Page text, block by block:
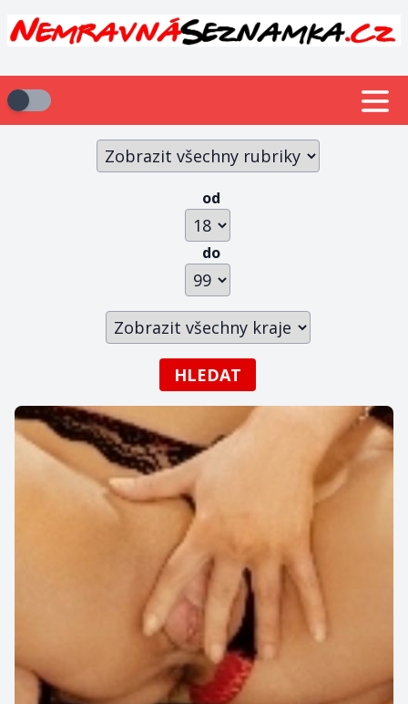
od
do
HLEDAT